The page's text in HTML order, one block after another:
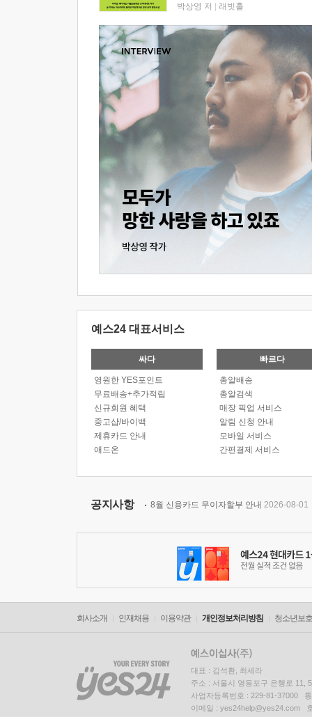
박상영 저 래빗홀
예스24 대표서비스
싸다
영원한 YES포인트
무료배송+추가적립
신규회원 혜택
중고샵/바이백
제휴카드 안내
애드온
빠르다
총알배송
총알검색
매장 픽업 서비스
알림 신청 안내
모바일 서비스
간편결제 서비스
공지사항 8월 신용카드 무이자할부 안내 2026-08-01
회사소개 인재채용 이용약관 개인정보처리방침 청소년보
대표 : 김석환, 최세라
주소 : 서울시 영등포구 은행로 11,
사업자등록번호 : 229-81-37000
이메일 : yes24help@yes24.com